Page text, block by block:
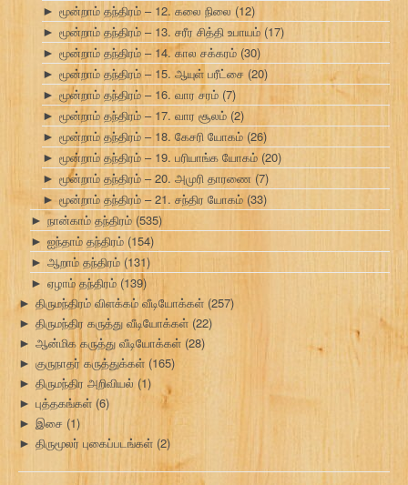
► மூன்றாம் தந்திரம் – 12. கலை நிலை (12)
► மூன்றாம் தந்திரம் – 13. சரீர சித்தி உபாயம் (17)
► மூன்றாம் தந்திரம் – 14. கால சக்கரம் (30)
► மூன்றாம் தந்திரம் – 15. ஆயுள் பரீட்சை (20)
► மூன்றாம் தந்திரம் – 16. வார சரம் (7)
► மூன்றாம் தந்திரம் – 17. வார சூலம் (2)
► மூன்றாம் தந்திரம் – 18. கேசரி யோகம் (26)
► மூன்றாம் தந்திரம் – 19. பரியாங்க யோகம் (20)
► மூன்றாம் தந்திரம் – 20. அமுரி தாரணை (7)
► மூன்றாம் தந்திரம் – 21. சந்திர யோகம் (33)
► நான்காம் தந்திரம் (535)
► ஐந்தாம் தந்திரம் (154)
► ஆறாம் தந்திரம் (131)
► ஏழாம் தந்திரம் (139)
► திருமந்திரம் விளக்கம் வீடியோக்கள் (257)
► திருமந்திர கருத்து வீடியோக்கள் (22)
► ஆன்மிக கருத்து வீடியோக்கள் (28)
► குருநாதர் கருத்துக்கள் (165)
► திருமந்திர அறிவியல் (1)
► புத்தகங்கள் (6)
► இசை (1)
► திருமூலர் புகைப்படங்கள் (2)